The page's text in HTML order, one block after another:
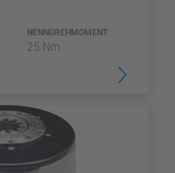
NENNDREHMOMENT
25 Nm